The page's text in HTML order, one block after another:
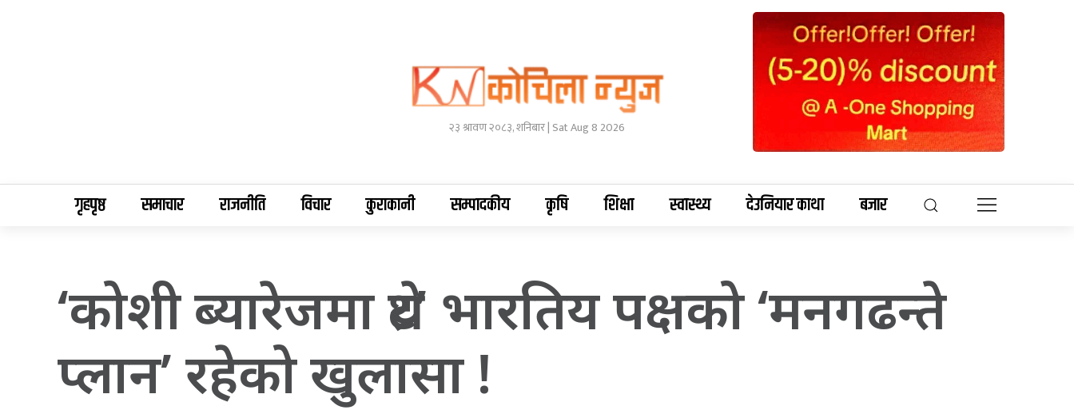
२३ श्रावण २०८३, शनिबार | Sat Aug 8 2026
गृहपृष्ठ समाचार राजनीति विचार कुराकानी सम्पादकीय कृषि शिक्षा स्वास्थ्य देउनियार काथा बजार
‘कोशी ब्यारेजमा थ्रेट’ भारतिय पक्षको ‘मनगढन्ते
प्लान’ रहेको खुलासा !